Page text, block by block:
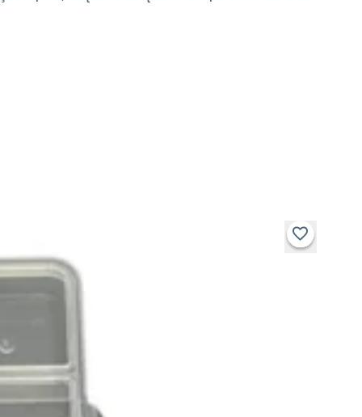
pessoais.
quatro compartimentos fixos oferecem divisão interna
inteligente.
Cor:transparente
Medidas:
5 cm (altura) x 10 cm (diâmetro)